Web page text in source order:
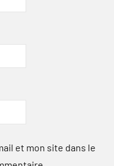
et mon site dans le